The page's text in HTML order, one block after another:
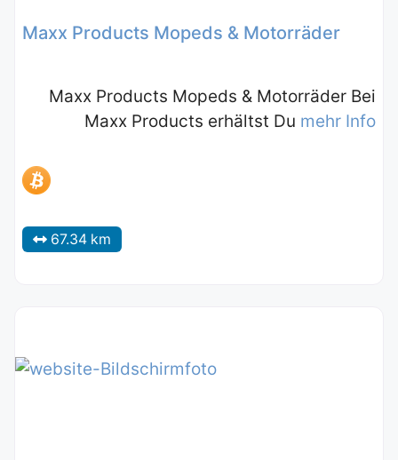
Maxx Products Mopeds & Motorräder
Maxx Products Mopeds & Motorräder Bei
Maxx Products erhältst Du mehr Info
67.34 km